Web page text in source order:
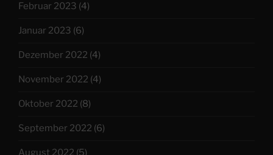
Februar 2023 (4)
Januar 2023 (6)
Dezember 2022 (4)
November 2022 (4)
Oktober 2022 (8)
September 2022 (6)
August 2022 (5)